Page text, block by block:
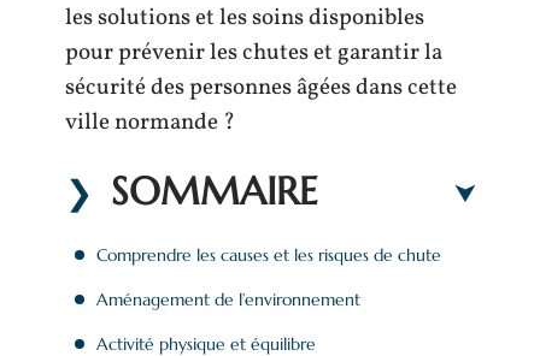
les solutions et les soins disponibles
pour prévenir les chutes et garantir la
sécurité des personnes âgées dans cette
ville normande ?
SOMMAIRE
Comprendre les causes et les risques de chute
Aménagement de l’environnement
Activité physique et équilibre